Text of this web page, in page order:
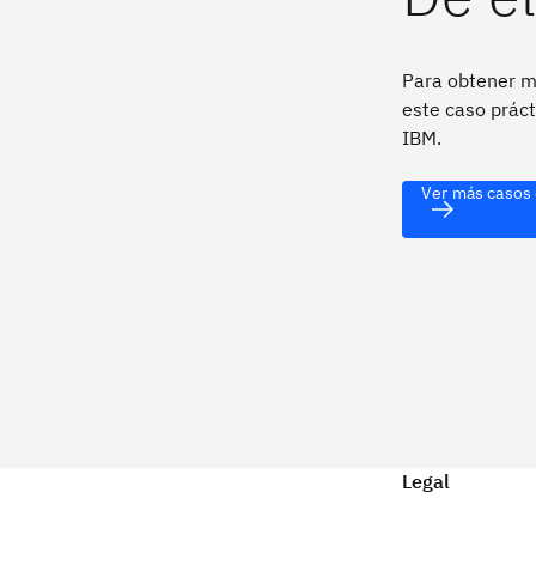
Para obtener
este caso
IBM.
Ver más
Legal